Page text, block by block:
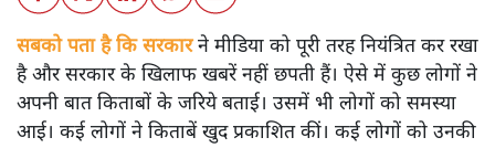
सबको पता है कि सरकारने मीडिया को पूरी तरह नियंत्रित कर रखा
है और सरकार के खिलाफ खबरें नहीं छपती हैं। ऐसे में कुछ लोगों ने
अपनी बात किताबों के जरिये बताई। उसमें भी लोगों को समस्या
आई। कई लोगों ने किताबें खुद प्रकाशित कीं। कई लोगों को उनकी